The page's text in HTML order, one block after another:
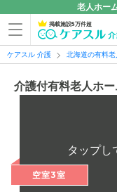
老人ホー
掲載施設5万件超
ケアスル 介護 北海道の有料
介護付有料老人ホ
空室3室